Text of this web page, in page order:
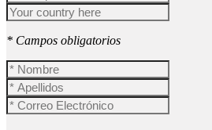
* Campos obligatorios